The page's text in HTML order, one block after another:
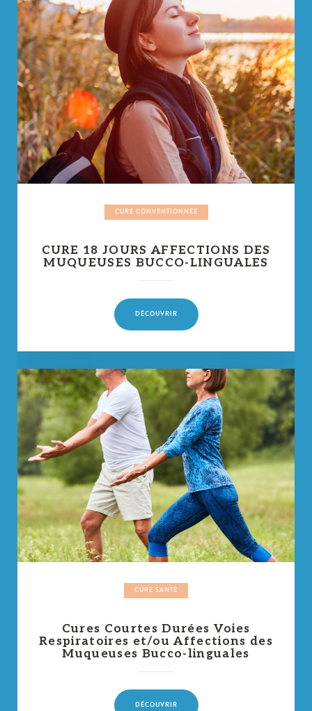
CURE CONVENTIONNÉE
CURE 18 JOURS AFFECTIONS DES
MUQUEUSES BUCCO-LINGUALES
DÉCOUVRIR
CURE SANTÉ
Cures Courtes Durées Voies
Respiratoires et/ou Affections des
Muqueuses Bucco-linguales
DÉCOUVRIR